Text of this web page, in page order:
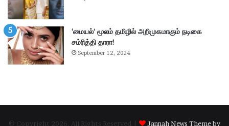
ரூ
பா
ய்
வ
சூ
ல்
‘மையல்’ மூலம் தமிழில் அறிமுகமாகும் நடிகை
சம்ரித்தி தாரா!
September 12, 2024
© Copyright 2026, All Rights Reserved | Jannah News Theme by